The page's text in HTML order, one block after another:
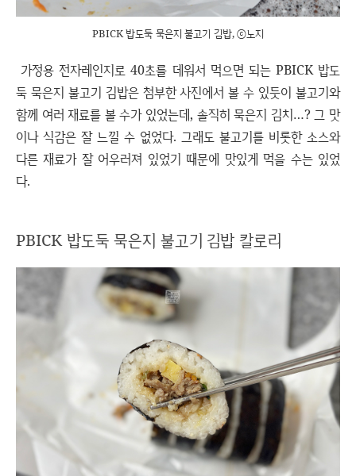
PBICK 밥도둑 묵은지 불고기 김밥, ⓒ노지
가정용 전자레인지로 40초를 데워서 먹으면 되는 PBICK 밥도
둑 묵은지 불고기 김밥은 첨부한 사진에서 볼 수 있듯이 불고기와
함께 여러 재료를 볼 수가 있었는데, 솔직히 묵은지 김치…? 그 맛
이나 식감은 잘 느낄 수 없었다. 그래도 불고기를 비롯한 소스와
다른 재료가 잘 어우러져 있었기 때문에 맛있게 먹을 수는 있었
다.
PBICK 밥도둑 묵은지 불고기 김밥 칼로리